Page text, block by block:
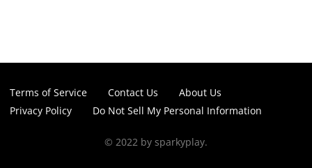
Terms of Service Contact Us
About Us
Privacy Policy
Do Not Sell My Personal Information
© 2022 by sparkyplay.